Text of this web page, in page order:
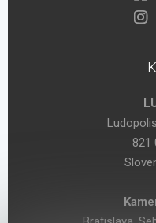
821